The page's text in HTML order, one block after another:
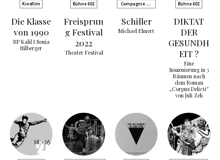
Kinofilm
Die Klasse
von 1990
RP Kahl I Sonja
Hilberger
Bühne 602
Freisprun
g Festival
2022
Theater Festival
Compagnie de
Schiller
Michael Ehnert
Bühne 602
DIKTAT
DER
GESUNDH
EIT ?
Eine
Inszenierung in 3
Räumen nach
dem Roman
„Corpus Delicti“
von Juli Zeh